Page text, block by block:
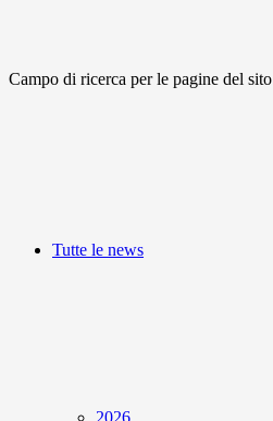
Campo di ricerca per le pagine del sito
Tutte le news